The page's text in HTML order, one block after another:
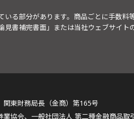
る部分があります。商品ごとに手数料
見書補完書面」または当社ウェブサイト
東財務局長（金商）第165号
業協会、一般社団法人 第二種金融商品取